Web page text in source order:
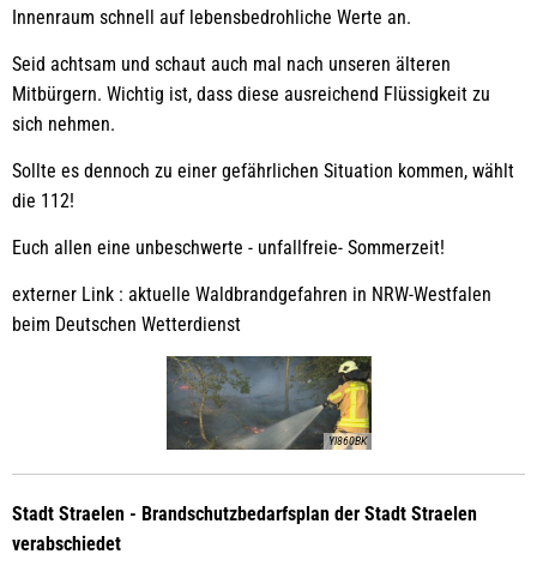
Innenraum schnell auf lebensbedrohliche Werte an.
Seid achtsam und schaut auch mal nach unseren älteren
Mitbürgern. Wichtig ist, dass diese ausreichend Flüssigkeit zu
sich nehmen.
Sollte es dennoch zu einer gefährlichen Situation kommen, wählt
die 112!
Euch allen eine unbeschwerte - unfallfreie- Sommerzeit!
externer Link : aktuelle Waldbrandgefahren in NRW-Westfalen
beim Deutschen Wetterdienst
YI860BK
Stadt Straelen - Brandschutzbedarfsplan der Stadt Straelen
verabschiedet